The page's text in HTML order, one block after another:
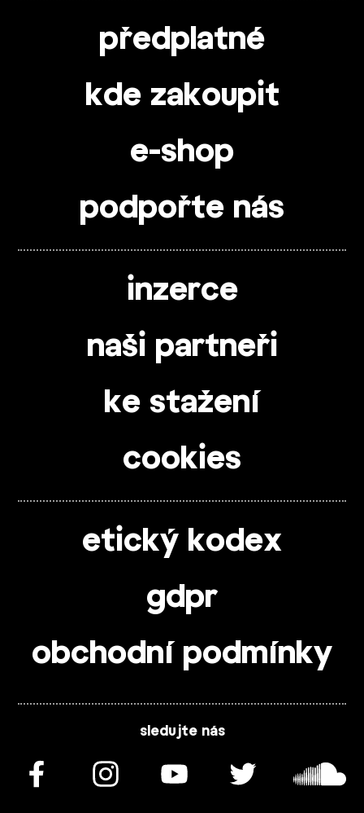
předplatné
kde zakoupit
e-shop
podpořte nás
inzerce
naši partneři
ke stažení
cookies
etický kodex
gdpr
obchodní podmínky
sledujte nás